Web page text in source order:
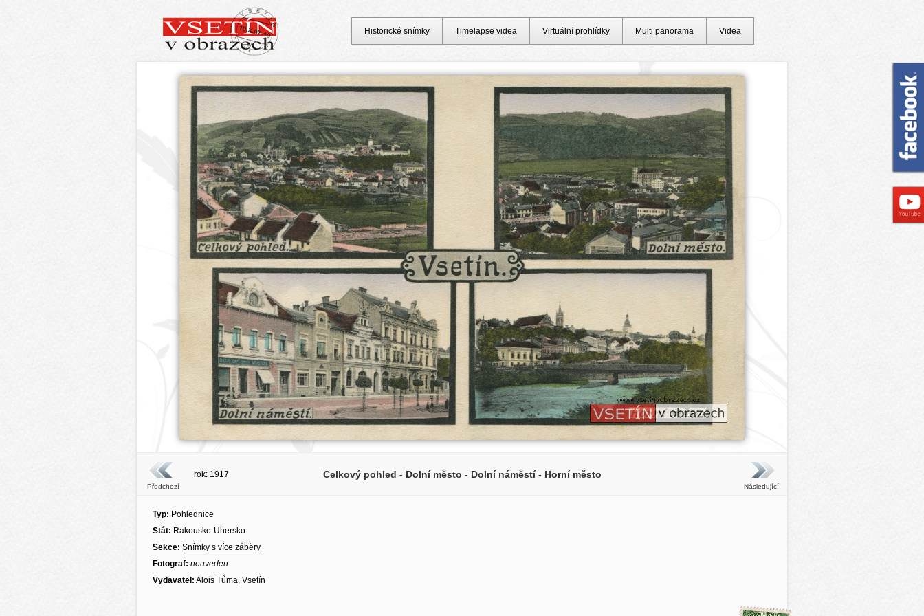
Předchozí
rok: 1917 Celkový pohled - Dolní město - Dolní náměstí - Horní město
Následující
Typ: Pohlednice
Stát: Rakousko-Uhersko
Sekce: Snímky s více záběry
Fotograf: neuveden
Vydavatel: Alois Tůma, Vsetín
Historické snímky Timelapse videa Virtuální prohlídky Multi panorama Videa